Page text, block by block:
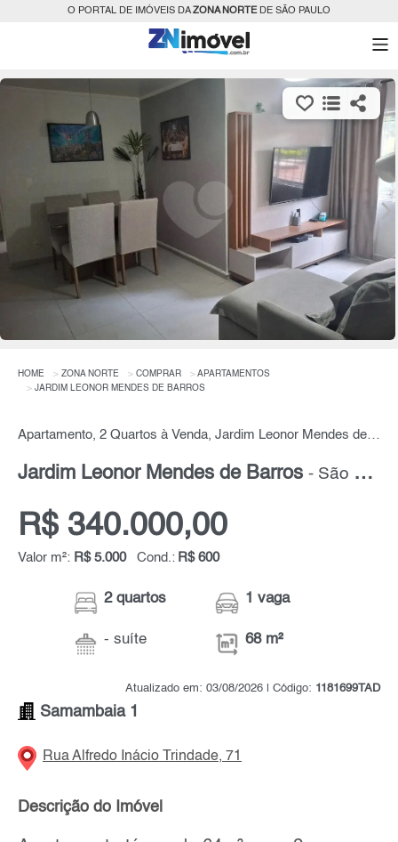
O PORTAL DE IMÓVEIS DAZONA NORTEDE SÃO PAULO
HOME ZONA NORTE COMPRAR
APARTAMENTOS
JARDIM LEONOR MENDES DE BARROS
Apartamento, 2 Quartos à Venda, Jardim Leonor Mendes de Barros, 68 m² por R$ 340.000,00
Jardim Leonor Mendes de Barros - São Paulo - Zona Norte
R$ 340.000,00
Valor m²: R$ 5.000 Cond.: R$ 600
2 quartos
- suíte
1 vaga
68 m²
Atualizado em: 03/08/2026 | Código: 1181699TAD
Samambaia 1
Rua Alfredo Inácio Trindade, 71
Descrição do Imóvel